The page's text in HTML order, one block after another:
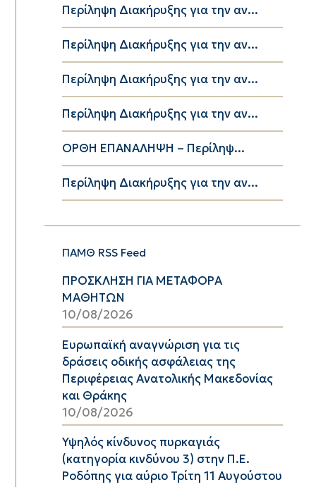
Περίληψη Διακήρυξης για την αν...
Περίληψη Διακήρυξης για την αν...
Περίληψη Διακήρυξης για την αν...
Περίληψη Διακήρυξης για την αν...
ΟΡΘΗ ΕΠΑΝΑΛΗΨΗ – Περίληψ...
Περίληψη Διακήρυξης για την αν...
ΠΑΜΘ RSS Feed
ΠΡΟΣΚΛΗΣΗ ΓΙΑ ΜΕΤΑΦΟΡΑ
ΜΑΘΗΤΩΝ
10/08/2026
Ευρωπαϊκή αναγνώριση για τις
δράσεις οδικής ασφάλειας της
Περιφέρειας Ανατολικής Μακεδονίας
και Θράκης
10/08/2026
Υψηλός κίνδυνος πυρκαγιάς
(κατηγορία κινδύνου 3) στην Π.Ε.
Ροδόπης για αύριο Τρίτη 11 Αυγούστου